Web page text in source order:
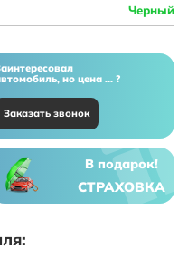
Черный
но цена ... ?
Заказать звонок
В подарок!
СТРАХОВКА